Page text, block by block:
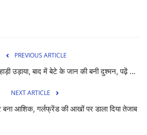
PREVIOUS ARTICLE
उड़ाया, बाद में बेटे के जान की बनी दुश्मन, पढ़ें ...
NEXT ARTICLE
बना आशिक, गर्लफ्रेंड की आखों पर डाला दिया तेजाब